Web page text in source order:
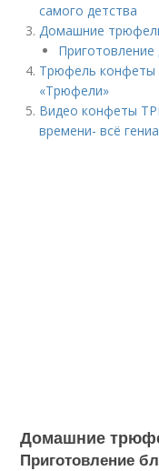
самого детства
Домашние
Трюфель конфеты
«Трюфели»
Видео конфеты
времени- всё
Домашние
Приготовление